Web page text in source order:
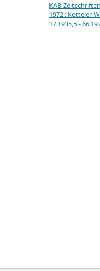
KAB-
1972 : Ketteler-
37.1935,5 -